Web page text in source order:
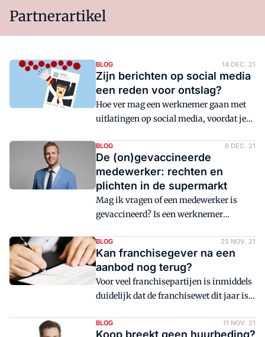
Partnerartikel
BLOG 14 DEC. 21
Zijn berichten op social media
een reden voor ontslag?
Hoe ver mag een werknemer gaan met
uitlatingen op social media, voordat je
Tegen de achtergrond van de corona-
discussie is deze vraag actueler dan ooit.
Helaas is een zwart-wit antwoord daar
niet op te geven. Zoals in alle juridische
discussies hangt het af van de
omstandigheden, maar natuurlijk is wel
hand van een recente ontslagzaak bij de
kantonrechter in Arnhem.
BLOG 6 DEC. 21
De (on)gevaccineerde
medewerker: rechten en
plichten in de supermarkt
Mag ik vragen of een medewerker is
gevaccineerd? Is een werknemer
met het antwoord doen?
BLOG 25 NOV. 21
Kan franchisegever na een
aanbod nog terug?
Voor veel franchisepartijen is inmiddels
duidelijk dat de franchisewet dit jaar is
alleen vaak nog een raadsel. Wanneer u
BLOG 11 NOV. 21
Koop breekt geen huurbeding?